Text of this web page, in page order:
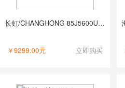
长虹/CHANGHONG 85J5600UH 有线+无线/超高清(4k)/85/LED/黑色/普通电视设备（电视机）
￥9299.00元 立即购买